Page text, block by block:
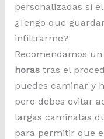
personalizadas si
¿Tengo que
infiltrarme?
Recomendamos un
horastras el
puedes caminar y
pero debes evitar
largas caminatas
para permitir que